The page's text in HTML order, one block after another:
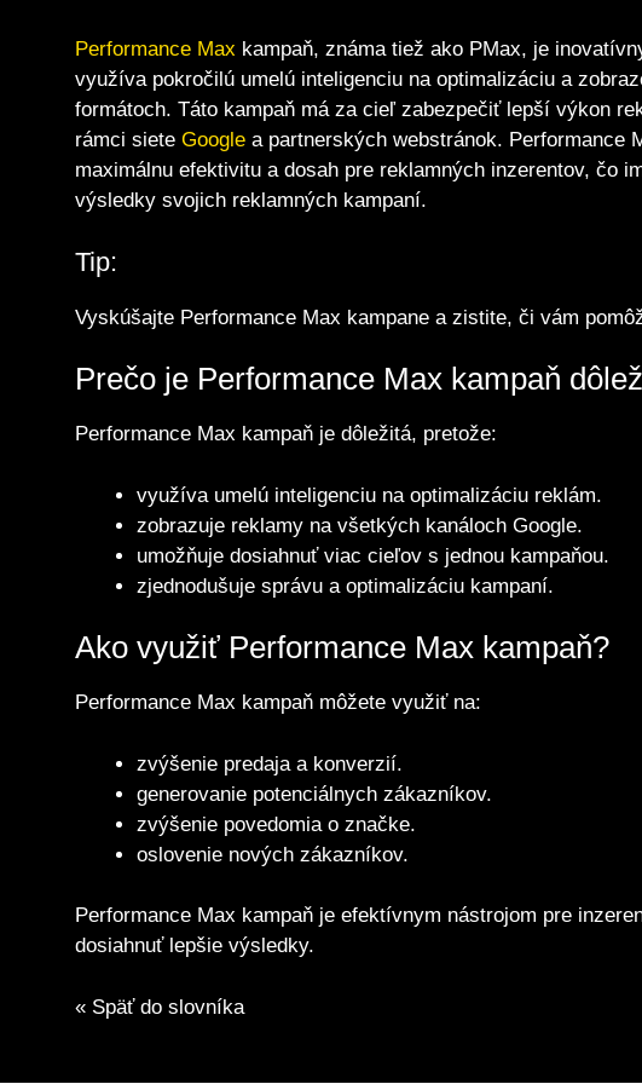
Performance Max kampaň, známa tiež ako PMax, je
využíva pokročilú umelú inteligenciu na optimalizáciu a
formátoch. Táto kampaň má za cieľ zabezpečiť lepší výkon
rámci siete Google a partnerských webstránok. Performance
maximálnu efektivitu a dosah pre reklamných inzerentov, čo
výsledky svojich reklamných kampaní.
Tip:
Vyskúšajte Performance Max kampane a zistite, či vám
Prečo je Performance Max kampaň
Performance Max kampaň je dôležitá, pretože:
využíva umelú inteligenciu na optimalizáciu reklám.
zobrazuje reklamy na všetkých kanáloch Google.
umožňuje dosiahnuť viac cieľov s jednou kampaňou.
zjednodušuje správu a optimalizáciu kampaní.
Ako využiť Performance Max kampaň?
Performance Max kampaň môžete využiť na:
zvýšenie predaja a konverzií.
generovanie potenciálnych zákazníkov.
zvýšenie povedomia o značke.
oslovenie nových zákazníkov.
Performance Max kampaň je efektívnym nástrojom pre
dosiahnuť lepšie výsledky.
« Späť do slovníka